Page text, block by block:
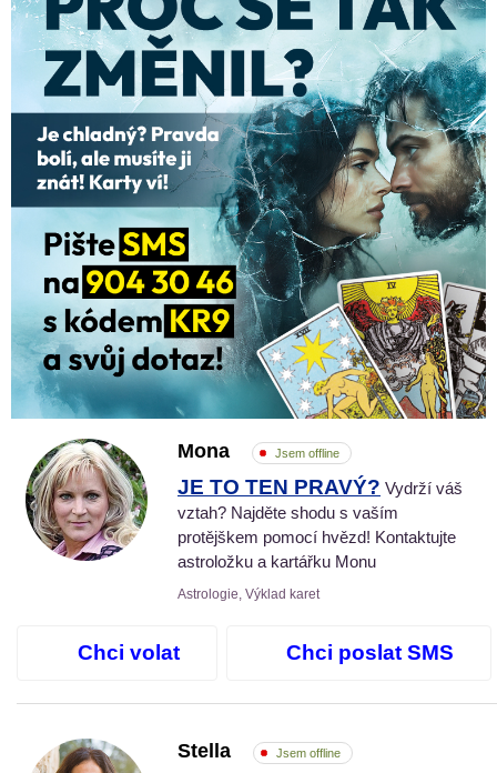
Mona Jsem offline
JE TO TEN PRAVÝ? Vydrží váš
vztah? Najděte shodu s vaším
protějškem pomocí hvězd! Kontaktujte
astroložku a kartářku Monu
Astrologie, Výklad karet
Chci volat Chci poslat SMS
Stella Jsem offline